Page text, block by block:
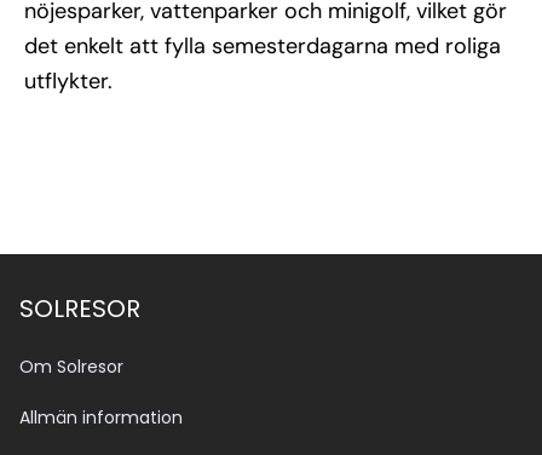
nöjesparker, vattenparker och minigolf, vilket gör
det enkelt att fylla semesterdagarna med roliga
utflykter.
SOLRESOR
Om Solresor
Allmän information